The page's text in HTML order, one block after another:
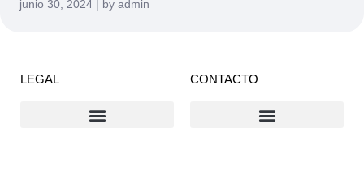
junio 30, 2024 | by admin
LEGAL CONTACTO